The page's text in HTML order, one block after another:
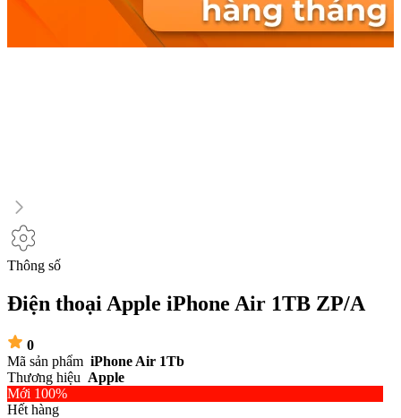
Thông số
Điện thoại Apple iPhone Air 1TB ZP/A
0
Mã sản phẩm iPhone Air 1Tb
Thương hiệu Apple
Mới 100%
Hết hàng